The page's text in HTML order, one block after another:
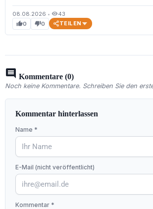
08.08.2026 • visibility43
thumb_up0 thumb_down0 TEILEN
comment Kommentare (0)
Noch keine Kommentare. Schreiben Sie den
Kommentar hinterlassen
Name *
E-Mail (nicht veröffentlicht)
Kommentar *